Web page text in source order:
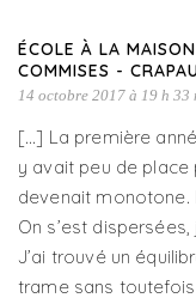
ÉCOLE À LA
COMMISES -
14 octobre 2017 à 19 h 33
[…] La première
y avait peu de place
devenait monotone.
On s’est dispersées,
J’ai trouvé un
trame sans